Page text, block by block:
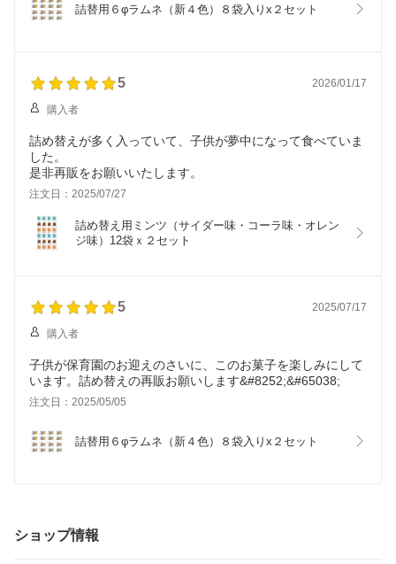
詰替用６φラムネ（新４色）８袋入りx２セット
5 2026/01/17
購入者
詰め替えが多く入っていて、子供が夢中になって食べていま
した。
是非再販をお願いいたします。
注文日：2025/07/27
詰め替え用ミンツ（サイダー味・コーラ味・オレン
ジ味）12袋ｘ２セット
5 2025/07/17
購入者
子供が保育園のお迎えのさいに、このお菓子を楽しみにして
います。詰め替えの再販お願いします&#8252;&#65038;
注文日：2025/05/05
詰替用６φラムネ（新４色）８袋入りx２セット
ショップ情報